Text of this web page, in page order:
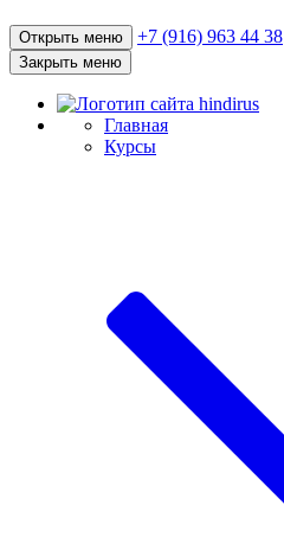
Открыть меню +7 (916) 963 44 38
Закрыть меню
Главная
Курсы